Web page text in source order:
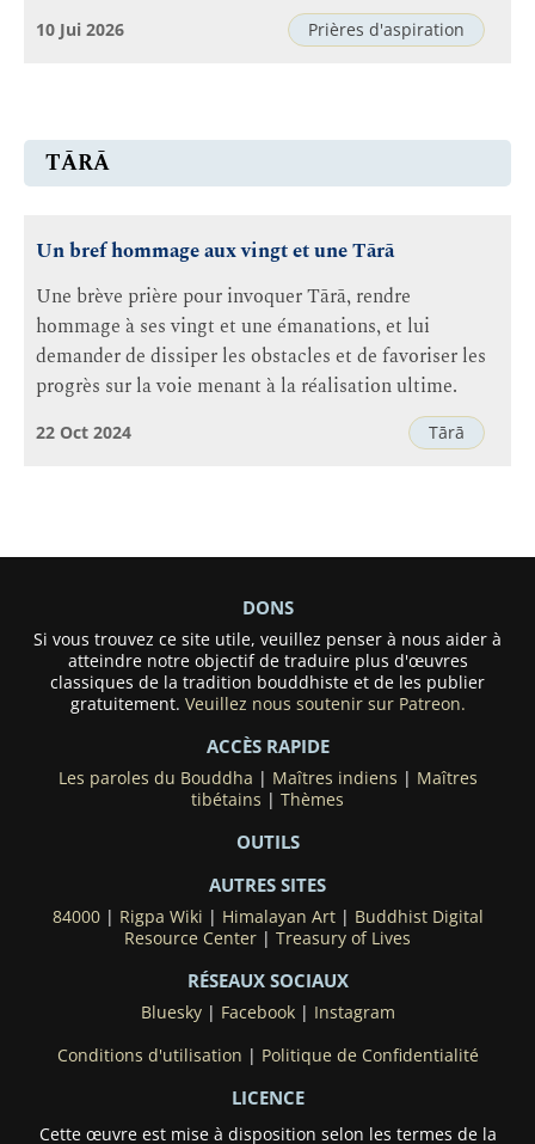
Prières d'aspiration
10 Jui 2026
TĀRĀ
Un bref hommage aux vingt et une Tārā
Une brève prière pour invoquer Tārā, rendre
hommage à ses vingt et une émanations, et lui
demander de dissiper les obstacles et de favoriser les
progrès sur la voie menant à la réalisation ultime.
Tārā
22 Oct 2024
DONS
Si vous trouvez ce site utile, veuillez penser à nous aider à
atteindre notre objectif de traduire plus d'œuvres
classiques de la tradition bouddhiste et de les publier
gratuitement. Veuillez nous soutenir sur Patreon.
ACCÈS RAPIDE
Les paroles du Bouddha | Maîtres indiens | Maîtres
tibétains | Thèmes
OUTILS
AUTRES SITES
84000| Rigpa Wiki | Himalayan Art| Buddhist Digital
Resource Center | Treasury of Lives
RÉSEAUX SOCIAUX
Bluesky| Facebook| Instagram
Conditions d'utilisation | Politique de Confidentialité
LICENCE
Cette œuvre est mise à disposition selon les termes de la